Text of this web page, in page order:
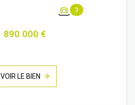
3
890 000 €
VOIR LE BIEN